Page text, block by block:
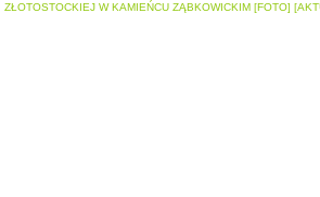
ZŁOTOSTOCKIEJ W KAMIEŃCU ZĄBKOWICKIM [FOTO]